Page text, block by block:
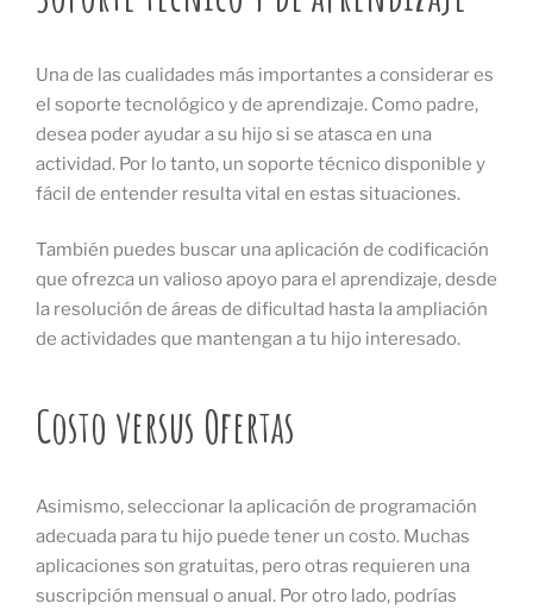
Una de las cualidades más importantes a considerar es
el soporte tecnológico y de aprendizaje. Como padre,
desea poder ayudar a su hijo si se atasca en una
actividad. Por lo tanto, un soporte técnico disponible y
fácil de entender resulta vital en estas situaciones.
También puedes buscar una aplicación de codificación
que ofrezca un valioso apoyo para el aprendizaje, desde
la resolución de áreas de dificultad hasta la ampliación
de actividades que mantengan a tu hijo interesado.
Costo versus Ofertas
Asimismo, seleccionar la aplicación de programación
adecuada para tu hijo puede tener un costo. Muchas
aplicaciones son gratuitas, pero otras requieren una
suscripción mensual o anual. Por otro lado, podrías